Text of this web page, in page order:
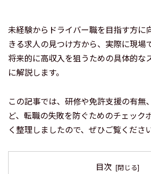
未経験からドライバー職を目指す方に
きる求人の見つけ方から、実際に現場
将来的に高収入を狙うための具体的な
に解説します。
この記事では、研修や免許支援の有無
ど、転職の失敗を防ぐためのチェック
く整理しましたので、ぜひご覧ください
目次